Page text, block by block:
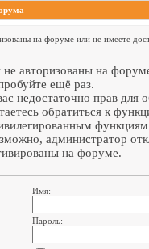
на форуме или не имеете
авторизованы на
ещё раз.
недостаточно прав для
обратиться к
администратор
на форуме.
Имя:
Пароль: